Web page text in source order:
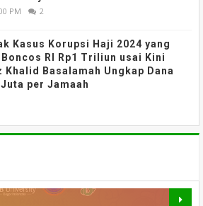
PM 2
Kasus Korupsi Haji 2024 yang
Boncos RI Rp1 Triliun usai Kini
Khalid Basalamah Ungkap Dana
Juta per Jamaah